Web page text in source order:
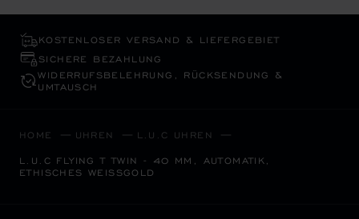
KOSTENLOSER VERSAND & LIEFERGEBIET
SICHERE BEZAHLUNG
WIDERRUFS­BELEHRUNG, RÜCKSENDUNG &
UMTAUSCH
HOME UHREN L.U.C UHREN
L.U.C FLYING T TWIN - 40 MM, AUTOMATIK,
ETHISCHES WEISSGOLD